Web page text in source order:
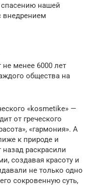
нашей
внедрением
менее 6000 лет
общества на
«kosmetike» —
от греческого
«гармония». А
к природе и
раскрасили
создавая красоту и
не только одно
сокровенную суть,